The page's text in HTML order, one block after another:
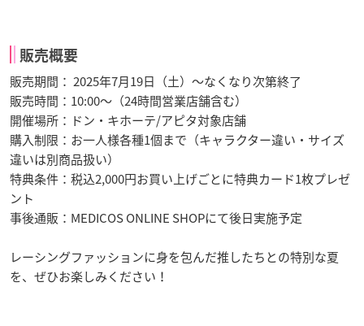
販売概要
販売期間： 2025年7月19日（土）～なくなり次第終了
販売時間：10:00～（24時間営業店舗含む）
開催場所：ドン・キホーテ/アピタ対象店舗
購入制限：お一人様各種1個まで（キャラクター違い・サイズ
違いは別商品扱い）
特典条件：税込2,000円お買い上げごとに特典カード1枚プレゼ
ント
事後通販：MEDICOS ONLINE SHOPにて後日実施予定
レーシングファッションに身を包んだ推したちとの特別な夏
を、ぜひお楽しみください！